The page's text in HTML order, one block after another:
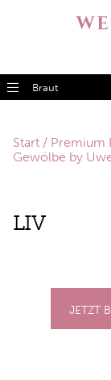
Braut
Start / Premium
Gewölbe by
LIV
JETZT